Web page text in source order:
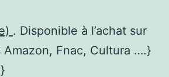
. Disponible à l’achat sur
Amazon, Fnac, Cultura ….}